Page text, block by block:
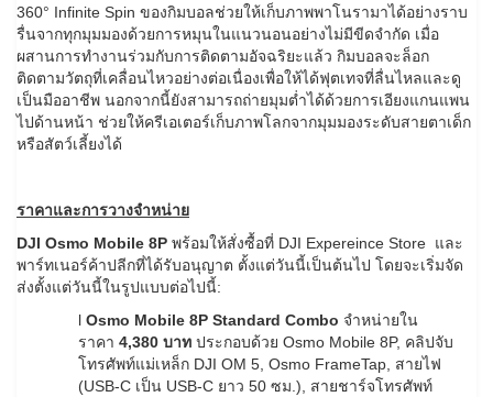
360° Infinite Spin ของกิมบอลช่วยให้เก็บภาพพาโนรามาได้อย่างราบ
รื่นจากทุกมุมมองด้วยการหมุนในแนวนอนอย่างไม่มีขีดจำกัด เมื่อ
ผสานการทำงานร่วมกับการติดตามอัจฉริยะแล้ว กิมบอลจะล็อก
ติดตามวัตถุที่เคลื่อนไหวอย่างต่อเนื่องเพื่อให้ได้ฟุตเทจที่ลื่นไหลและดู
เป็นมืออาชีพ นอกจากนี้ยังสามารถถ่ายมุมต่ำได้ด้วยการเอียงแกนแพน
ไปด้านหน้า ช่วยให้ครีเอเตอร์เก็บภาพโลกจากมุมมองระดับสายตาเด็ก
หรือสัตว์เลี้ยงได้
ราคาและการวางจำหน่าย
DJI Osmo Mobile 8P พร้อมให้สั่งซื้อที่ DJI Expereince Store และ
พาร์ทเนอร์ค้าปลีกที่ได้รับอนุญาต ตั้งแต่วันนี้เป็นต้นไป โดยจะเริ่มจัด
ส่งตั้งแต่วันนี้ในรูปแบบต่อไปนี้:
l Osmo Mobile 8P Standard Combo จำหน่ายใน
ราคา 4,380 บาท ประกอบด้วย Osmo Mobile 8P, คลิปจับ
โทรศัพท์แม่เหล็ก DJI OM 5, Osmo FrameTap, สายไฟ
(USB-C เป็น USB-C ยาว 50 ซม.), สายชาร์จโทรศัพท์